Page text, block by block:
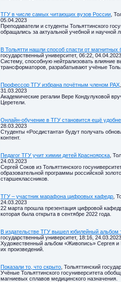
ТГУ в числе самых читающих вузов России ,
05.04.2023
Преподаватели и студенты Тольяттинского
обращались за актуальной учебной и
В Тольятти нашли способ спасти от магнитных
государственный университет, 06:22, 04.04.2023
Систему, способную нейтрализовать влияние
трансформаторов, разрабатывают учёные
Профессор ТГУ избрана почётным членом РАХ
31.03.2023
Академические регалии Вере Кондулуковой
Церетели.
Онлайн-обучение в ТГУ становится ещё
28.03.2023
Студенты «Росдистанта» будут получать
контент.
Педагог ТГУ учит химии детей Красноярска ,
24.03.2023
Сергей Соков из Тольяттинского
образовательной программы российской
старшеклассников.
ТГУ – участник марафона цифровых кафедр ,
24.03.2023
22 марта прошла презентация цифровой
которая была открыта в сентябре 2022 года.
В издательстве ТГУ вышел юбилейный альбом
государственный университет, 18:16, 24.03.2023
Художественный альбом «Живопись» Сергея и
их произведений.
Показали то, что скрыто , Тольяттинский
Учёные Тольяттинского госуниверситета
магниевых сплавов медицинского назначения.